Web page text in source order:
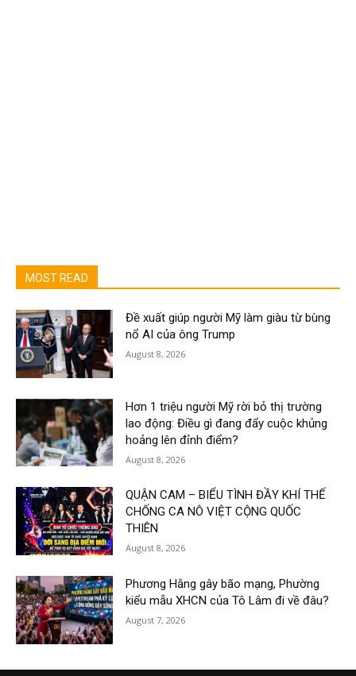
MOST READ
Đề xuất giúp người Mỹ làm giàu từ bùng
nổ AI của ông Trump
August 8, 2026
Hơn 1 triệu người Mỹ rời bỏ thị trường
lao động: Điều gì đang đẩy cuộc khủng
hoảng lên đỉnh điểm?
August 8, 2026
QUẬN CAM – BIỂU TÌNH ĐẦY KHÍ THẾ
CHỐNG CA NÔ VIỆT CỘNG QUỐC
THIÊN
August 8, 2026
Phương Hằng gây bão mạng, Phường
kiểu mẫu XHCN của Tô Lâm đi về đâu?
August 7, 2026